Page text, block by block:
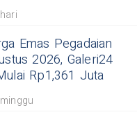
Emas Pegadaian
2026, Galeri24
Rp1,361 Juta